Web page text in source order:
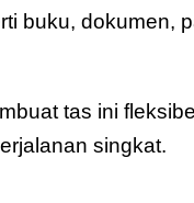
buku, dokumen,
tas ini
singkat.